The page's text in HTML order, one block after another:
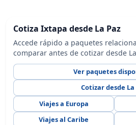
Cotiza Ixtapa desde La Paz
Accede rápido a paquetes
comparar antes de cotizar desde
Ver paquetes
Cotizar desde La
Viajes a Europa
Viajes al Caribe